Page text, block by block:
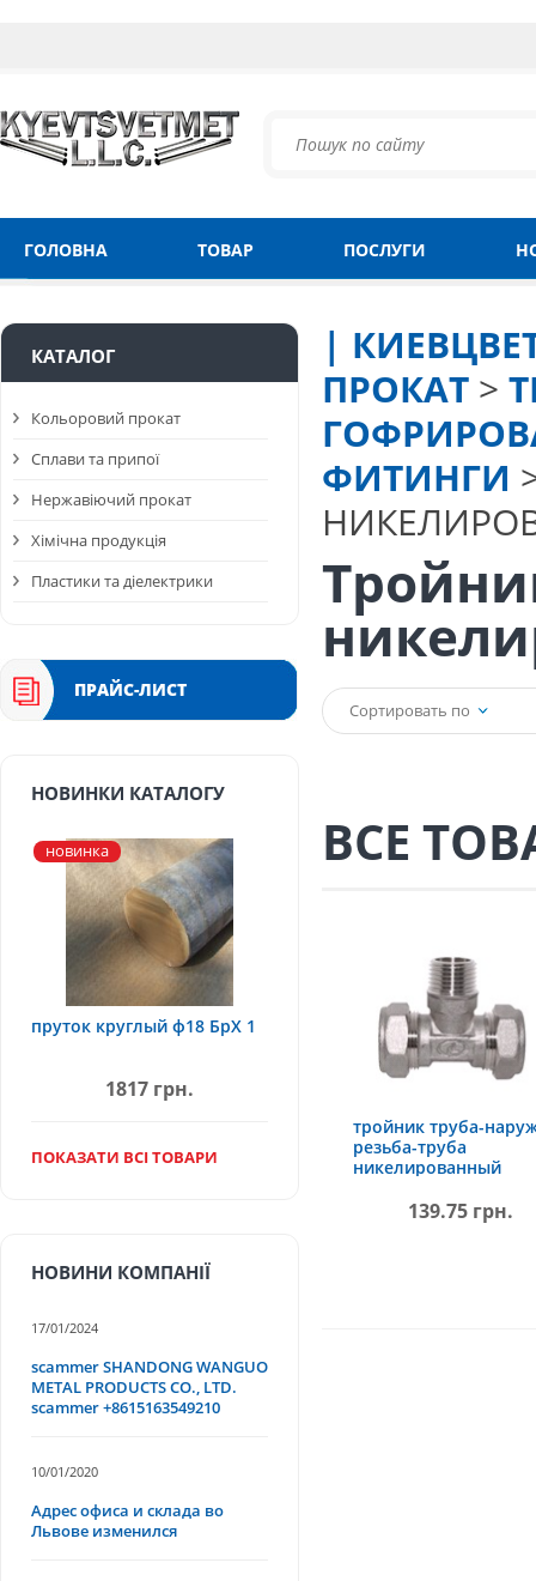
ГОЛОВНА ТОВАР ПОСЛУГИ
|
ПРОКАТ >
ФИТИНГИ
Сортировать по
ВСЕ
тройник труба-
резьба-труба
никелированный
139.75 грн.
КАТАЛОГ
Кольоровий прокат
Сплави та припої
Нержавіючий прокат
Хімічна продукція
Пластики та діелектрики
ПРАЙС-ЛИСТ
НОВИНКИ КАТАЛОГУ
новинка
пруток круглый ф18 БрХ 1
1817 грн.
ПОКАЗАТИ ВСІ ТОВАРИ
НОВИНИ КОМПАНІЇ
17/01/2024
scammer SHANDONG WANGUO
METAL PRODUCTS CO., LTD.
scammer +8615163549210
10/01/2020
Адрес офиса и склада во
Львове изменился